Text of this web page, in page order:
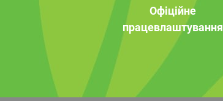
Офіційне
працевлаштування